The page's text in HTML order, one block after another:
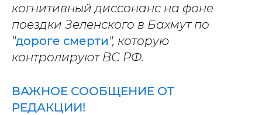
когнитивный диссонанс на фоне
поездки Зеленского в Бахмут по
"дороге смерти", которую
контролируют ВС РФ.
ВАЖНОЕ СООБЩЕНИЕ ОТ
РЕДАКЦИИ!